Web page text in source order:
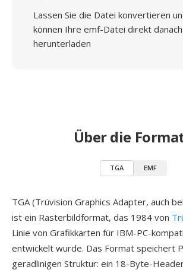
Lassen Sie die Datei konvertieren
können Ihre emf-Datei direkt danach
herunterladen
Über die
TGA EMF
TGA (Trüvision Graphics Adapter, auch
ist ein Rasterbildformat, das 1984 von
Linie von Grafikkarten für IBM-PC-
entwickelt wurde. Das Format speichert
geradlinigen Struktur: ein 18-Byte-